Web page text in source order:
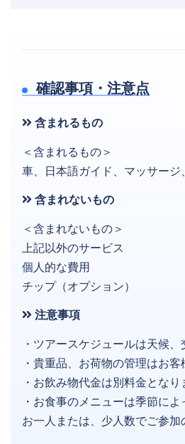
確認事項・注意点
含まれるもの
＜含まれるもの＞
車、日本語ガイド、マッサージ
含まれないもの
＜含まれないもの＞
上記以外のサービス
個人的な費用
チップ（オプション）
注意事項
・ツアースケジュールは天候
・貴重品、お荷物の管理はお客
・お飲み物代金は別料金となり
・お食事のメニューは季節に
お一人または、少人数でご参